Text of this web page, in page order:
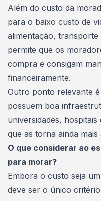
Além do custo da
para o baixo custo de
alimentação,
permite que os
compra e consigam
financeiramente.
Outro ponto relevante é
possuem boa
universidades,
que as torna ainda mais
O que considerar ao
para morar?
Embora o custo seja
deve ser o único